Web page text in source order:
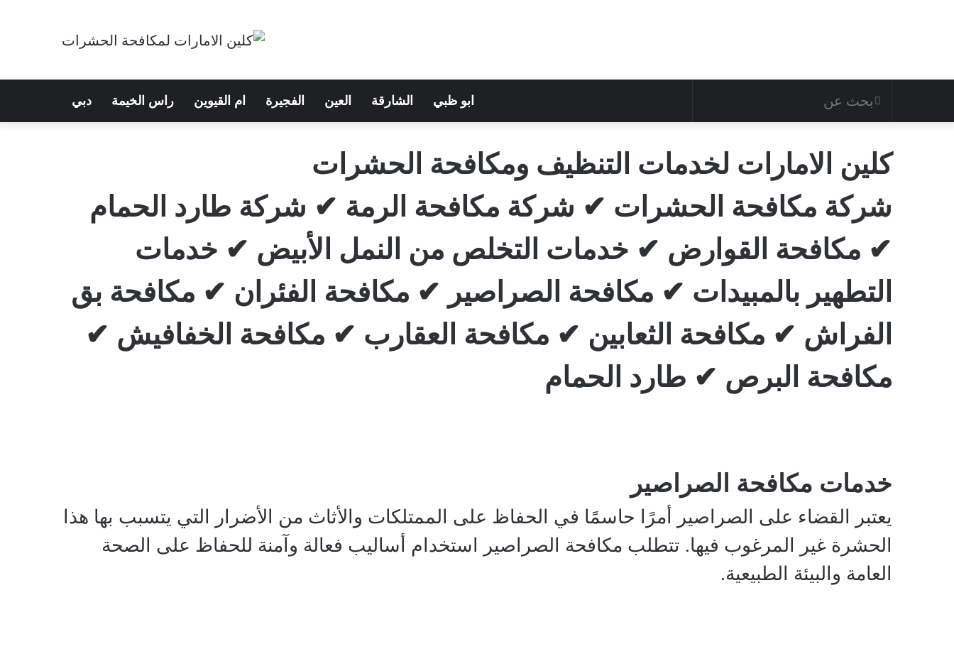
دبي راس الخيمة ام القيوين الفجيرة العين الشارقة ابو ظبي بحث
كلين الامارات لخدمات التنظيف ومكافحة الحشرات
شركة مكافحة الحشرات ✔ شركة مكافحة الرمة ✔ شركة طارد الحمام
✔ مكافحة القوارض ✔ خدمات التخلص من النمل الأبيض ✔ خدمات
التطهير بالمبيدات ✔ مكافحة الصراصير ✔ مكافحة الفئران ✔ مكافحة بق
الفراش ✔ مكافحة الثعابين ✔ مكافحة العقارب ✔ مكافحة الخفافيش ✔
مكافحة البرص ✔ طارد الحمام
خدمات مكافحة الصراصير
يعتبر القضاء على الصراصير أمرًا حاسمًا في الحفاظ على الممتلكات والأثاث من الأضرار التي يتسبب بها هذا
الحشرة غير المرغوب فيها. تتطلب مكافحة الصراصير استخدام أساليب فعالة وآمنة للحفاظ على الصحة
العامة والبيئة الطبيعية.